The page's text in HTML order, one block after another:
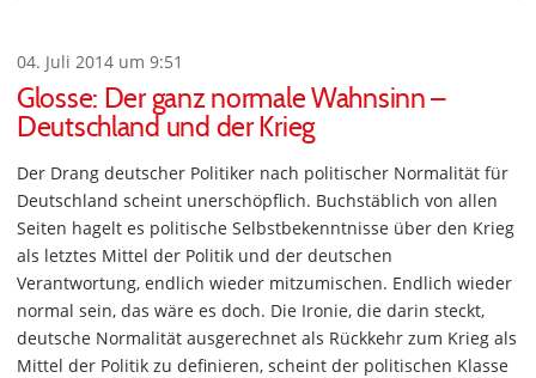
04. Juli 2014 um 9:51
Glosse: Der ganz normale Wahnsinn –
Deutschland und der Krieg
Der Drang deutscher Politiker nach politischer Normalität für
Deutschland scheint unerschöpflich. Buchstäblich von allen
Seiten hagelt es politische Selbstbekenntnisse über den Krieg
als letztes Mittel der Politik und der deutschen
Verantwortung, endlich wieder mitzumischen. Endlich wieder
normal sein, das wäre es doch. Die Ironie, die darin steckt,
deutsche Normalität ausgerechnet als Rückkehr zum Krieg als
Mittel der Politik zu definieren, scheint der politischen Klasse